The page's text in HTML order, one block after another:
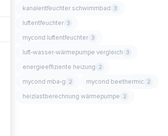
kanalentfeuchter schwimmbad 3
luftentfeuchter 3
mycond luftentfeuchter 3
luft-wasser-wärmepumpe vergleich 3
energieeffiziente heizung 2
mycond mba-g 2 mycond beethermic 2
heizlastberechnung wärmepumpe 2